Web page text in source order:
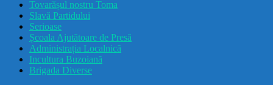
drăcușorulbuzoian
Tovarășul nostru Toma
Slavă Partidului
Serioase
Școala Ajutătoare de Presă
Administrația Localnică
Incultura Buzoiană
Brigada Diverse